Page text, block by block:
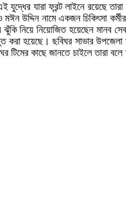
যারা ফ্রন্ট লাইনে রয়েছে তারা
উদ্দিন নামে একজন চিকিৎসা
ঝুঁকি নিয়ে নিয়োজিত হয়েছেন মানব
করা হয়েছে। ছবিঘর সাভার উপজেলা
টিমের কাছে জানতে চাইলে তারা বলে